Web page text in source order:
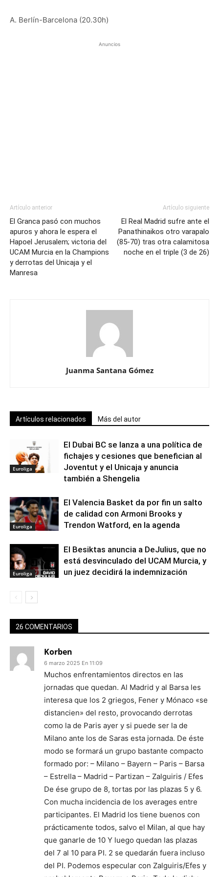
A. Berlín-Barcelona (20.30h)
Anuncios
Artículo anterior
El Granca pasó con muchos
apuros y ahora le espera el
Hapoel Jerusalem; victoria del
UCAM Murcia en la Champions
y derrotas del Unicaja y el
Manresa
Artículo siguiente
El Real Madrid sufre ante el
Panathinaikos otro varapalo
(85-70) tras otra calamitosa
noche en el triple (3 de 26)
Juanma Santana Gómez
Artículos relacionados Más del autor
Euroliga
El Dubai BC se lanza a una política de
fichajes y cesiones que benefician al
Joventut y el Unicaja y anuncia
también a Shengelia
Euroliga
El Valencia Basket da por fin un salto
de calidad con Armoni Brooks y
Trendon Watford, en la agenda
Euroliga
El Besiktas anuncia a DeJulius, que no
está desvinculado del UCAM Murcia, y
un juez decidirá la indemnización
26 COMENTARIOS
Korben
6 marzo 2025 En 11:09
Muchos enfrentamientos directos en las
jornadas que quedan. Al Madrid y al Barsa les
interesa que los 2 griegos, Fener y Mónaco «se
distancien» del resto, provocando derrotas
como la de Paris ayer y si puede ser la de
Milano ante los de Saras esta jornada. De éste
modo se formará un grupo bastante compacto
formado por: – Milano – Bayern – Paris – Barsa
– Estrella – Madrid – Partizan – Zalguiris / Efes
De ése grupo de 8, tortas por las plazas 5 y 6.
Con mucha incidencia de los averages entre
participantes. El Madrid los tiene buenos con
prácticamente todos, salvo el Milan, al que hay
que ganarle de 10 Y luego quedan las plazas
del 7 al 10 para PI. 2 se quedarán fuera incluso
del PI. Podemos especular con Zalguiris/Efes y